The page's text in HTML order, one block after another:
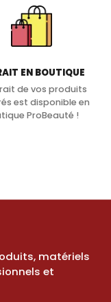
EN BOUTIQUE
de vos produits
est disponible en
ProBeauté !
matériels
et